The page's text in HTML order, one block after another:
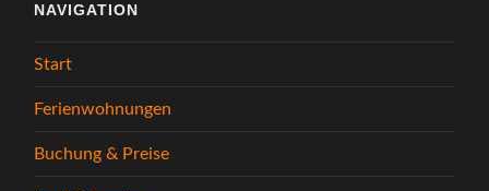
NAVIGATION
Start
Ferienwohnungen
Buchung & Preise